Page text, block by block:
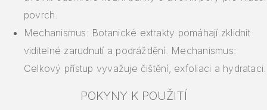
povrch.
Mechanismus: Botanické extrakty pomáhají zklidnit
viditelné zarudnutí a podráždění. Mechanismus:
Celkový přístup vyvažuje čištění, exfoliaci a hydrataci.
POKYNY K POUŽITÍ